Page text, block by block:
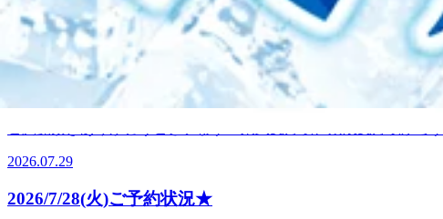
アコンと扇風機：エアコンの温度を下げるより、風量を強くする
直射日光が部屋に入るのを防ぎます。外出時の対策・日傘を使
所）を冷やすネッククーラーや保冷剤、ハンディファンを使い
猛暑は続くので暑さ対策はしっかりとして体調を崩さないように
からない…』という方はぜひ一度、お越しになって、私達スタ
ラク系ボディケア♪マッサージとは違うボディケアで、お身体リ
ご閲覧頂きありがとうございます！東武曳舟駅、京成曳舟駅から
00～、14：30～、17：00～、19：00～のお時間帯に空きがござ
いますので、是非お気軽にお越しくださいませ！お電話もお待ち
合もございますので、予めご了承くださいませ。みなさん こん
ほどの大きな揺れで、ほぼ身動きが取れないと聞いております
にあることって、本当に有難い事ですね。今日もお客様の健康の
るのか分からない…』という方はぜひ一度、お越しになって、私
イトーヨーカドー曳舟店2Fブログ画像
2026.07.30
2026/7/30(木)ご予約状況☆Re.Ra.Ku曳舟店☆
時の予約状況をもとにして掲載しております。ご予約いただく
す！七福神せんべいの製造・販売を行っている株式会社幸煎餅が
繁盛、五穀豊穣・大黒天様：食物、財福、五穀豊穣・毘沙門天様
2026.07.29
2026/7/28(火)ご予約状況★